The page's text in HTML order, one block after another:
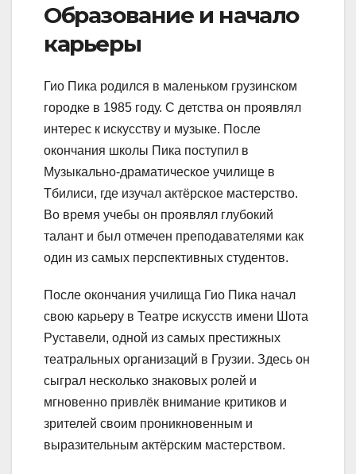
Образование и начало
карьеры
Гио Пика родился в маленьком грузинском
городке в 1985 году. С детства он проявлял
интерес к искусству и музыке. После
окончания школы Пика поступил в
Музыкально-драматическое училище в
Тбилиси, где изучал актёрское мастерство.
Во время учебы он проявлял глубокий
талант и был отмечен преподавателями как
один из самых перспективных студентов.
После окончания училища Гио Пика начал
свою карьеру в Театре искусств имени Шота
Руставели, одной из самых престижных
театральных организаций в Грузии. Здесь он
сыграл несколько знаковых ролей и
мгновенно привлёк внимание критиков и
зрителей своим проникновенным и
выразительным актёрским мастерством.